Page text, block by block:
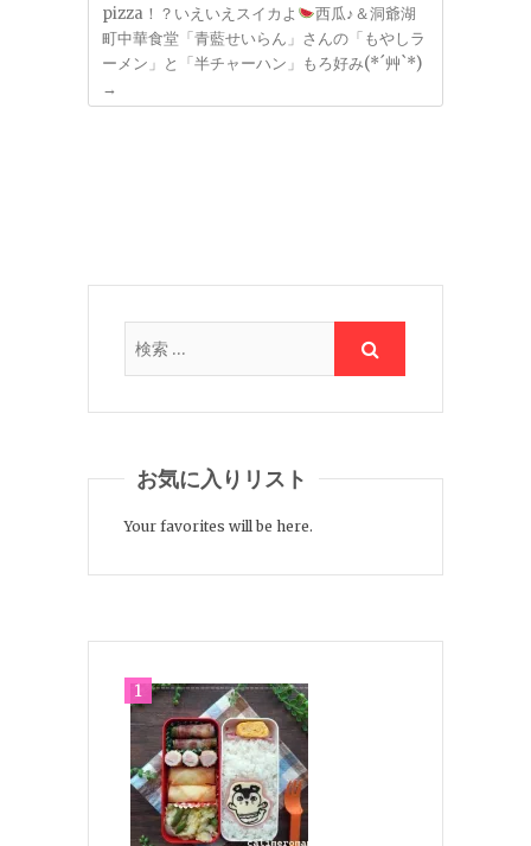
pizza！？いえいえスイカよ
西瓜♪＆洞爺湖
町中華食堂「青藍せいらん」さんの「もやしラ
ーメン」と「半チャーハン」もろ好み(*´艸`*)
→
お気に入りリスト
Your favorites will be here.